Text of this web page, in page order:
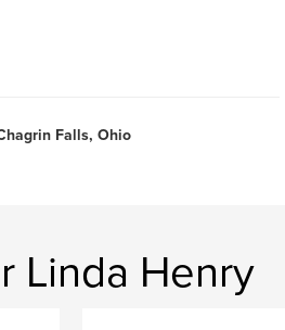
Falls, Ohio
Linda Henry